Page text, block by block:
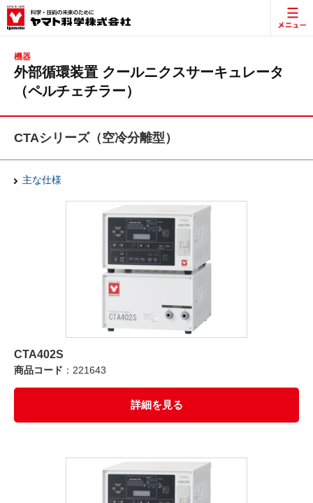
機器
外部循環装置 クールニクスサーキュレータ
（ペルチェチラー）
CTAシリーズ（空冷分離型）
主な仕様
CTA402S
商品コード ：221643
詳細を見る